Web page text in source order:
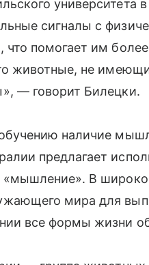
университета
сигналы с
что помогает им
животные, не
— говорит Билецки.
наличие
предлагает
«мышление». В
мира для
все формы жизни